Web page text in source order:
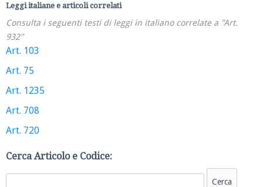
Leggi italiane e articoli correlati
Consulta i seguenti testi di leggi in italiano correlate a "Art.
932"
Art. 103
Art. 75
Art. 1235
Art. 708
Art. 720
Cerca Articolo e Codice: